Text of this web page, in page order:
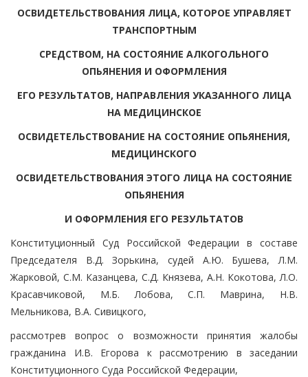
ОСВИДЕТЕЛЬСТВОВАНИЯ ЛИЦА, КОТОРОЕ УПРАВЛЯЕТ
ТРАНСПОРТНЫМ
СРЕДСТВОМ, НА СОСТОЯНИЕ АЛКОГОЛЬНОГО
ОПЬЯНЕНИЯ И ОФОРМЛЕНИЯ
ЕГО РЕЗУЛЬТАТОВ, НАПРАВЛЕНИЯ УКАЗАННОГО ЛИЦА
НА МЕДИЦИНСКОЕ
ОСВИДЕТЕЛЬСТВОВАНИЕ НА СОСТОЯНИЕ ОПЬЯНЕНИЯ,
МЕДИЦИНСКОГО
ОСВИДЕТЕЛЬСТВОВАНИЯ ЭТОГО ЛИЦА НА СОСТОЯНИЕ
ОПЬЯНЕНИЯ
И ОФОРМЛЕНИЯ ЕГО РЕЗУЛЬТАТОВ
Конституционный Суд Российской Федерации в составе
Председателя В.Д. Зорькина, судей А.Ю. Бушева, Л.М.
Жарковой, С.М. Казанцева, С.Д. Князева, А.Н. Кокотова, Л.О.
Красавчиковой, М.Б. Лобова, С.П. Маврина, Н.В.
Мельникова, В.А. Сивицкого,
рассмотрев вопрос о возможности принятия жалобы
гражданина И.В. Егорова к рассмотрению в заседании
Конституционного Суда Российской Федерации,